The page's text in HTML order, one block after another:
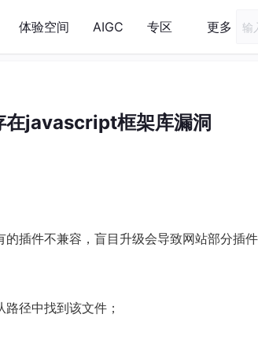
体验空间 AIGC 专区 更多
javascript框架库漏洞
插件不兼容，盲目升级会导致网站部分插
径中找到该文件；